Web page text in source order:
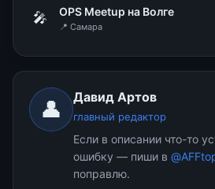
🎤 OPS Meetup на Волге
📍 Самара
👤 Давид Артов
главный редактор
Если в описании что-то
ошибку — пиши в
поправлю.